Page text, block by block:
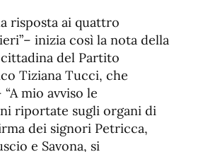
de
fuente
de
fuente.
risposta ai quattro
inizia così la nota della
del Partito
Tiziana Tucci, che
mio avviso le
riportate sugli organi di
dei signori Petricca,
e Savona, si